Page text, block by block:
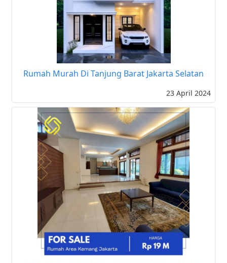
Rumah Murah Di Tanjung Barat Jakarta Selatan
23 April 2024